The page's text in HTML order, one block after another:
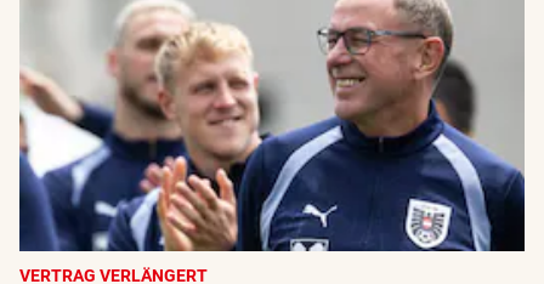
VERTRAG VERLÄNGERT